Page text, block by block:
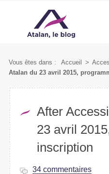
Vous êtes dans : Accueil >
Atalan du 23 avril 2015,
After
23 avril
inscription
34 commentaires